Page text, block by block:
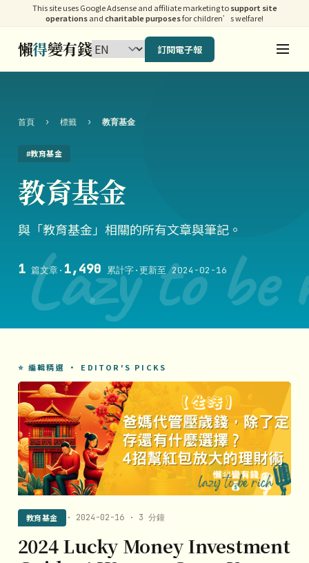
This site uses Google Adsense and affiliate marketing tosupport site
operationsandcharitable purposesfor children’s welfare!
懶得變有錢 訂閱電子報
Lazy to be
首頁 › 標籤 › 教育基金
#教育基金
教育基金
與「教育基金」相關的所有文章與筆記。
1篇文章· 1,490 累計字·更新至 2024-02-16
⭐ 編輯精選 · EDITOR'S PICKS
教育基金 · 2024-02-16 · 3 分鐘
2024 Lucky Money Investment